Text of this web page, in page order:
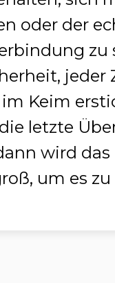
oder der
zu
jeder
Keim
letzte
wird
um es zu